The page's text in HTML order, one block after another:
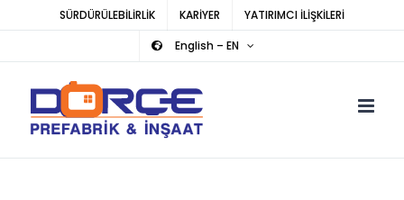
SÜRDÜRÜLEBİLİRLİK KARİYER
YATIRIMCI İLİŞKİLERİ
English – EN